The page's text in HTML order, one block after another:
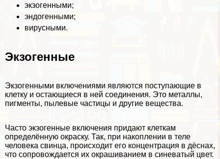
экзогенными;
эндогенными;
вирусными.
Экзогенные
Экзогенными включениями являются поступающие в
клетку и остающиеся в ней соединения. Это металлы,
пигменты, пылевые частицы и другие вещества.
Часто экзогенные включения придают клеткам
определённую окраску. Так, при накоплении в теле
человека свинца, происходит его концентрация в дёснах,
что сопровождается их окрашиванием в синеватый цвет.